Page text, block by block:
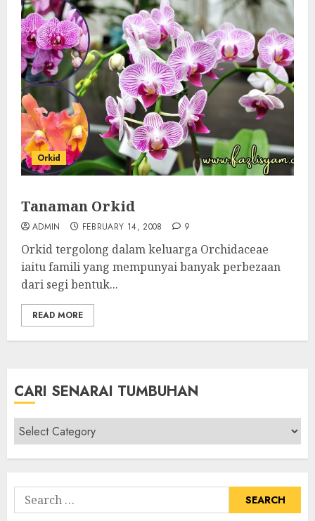
Orkid
Tanaman Orkid
ADMIN FEBRUARY 14, 2008 9
Orkid tergolong dalam keluarga Orchidaceae
iaitu famili yang mempunyai banyak perbezaan
dari segi bentuk...
READ MORE
CARI SENARAI TUMBUHAN
Cari
Senarai
Tumbuhan
Search
for: